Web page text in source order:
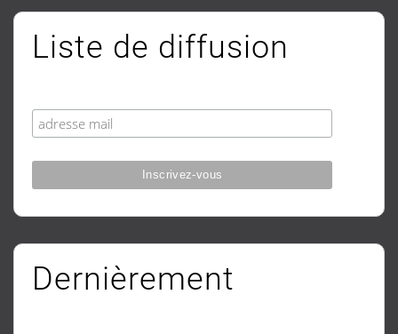
Liste de diffusion
Dernièrement